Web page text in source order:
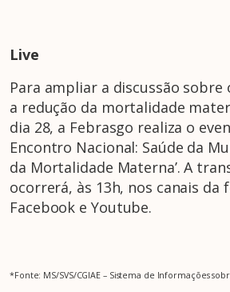
Live
Para ampliar a discussão sobre
a redução da mortalidade
dia 28, a Febrasgo realiza o
Encontro Nacional: Saúde da
da Mortalidade Materna’. A
ocorrerá, às 13h, nos canais da
Facebook e Youtube.
*Fonte: MS/SVS/CGIAE – Sistema de Informações